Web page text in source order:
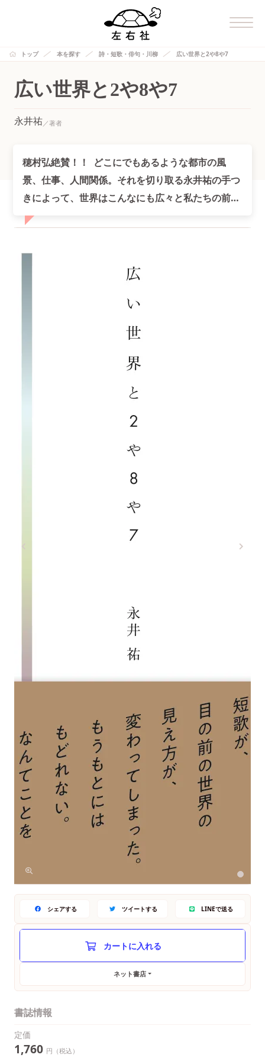
トップ 本を探す 詩・短歌・俳句・川柳 広い世界と2や8や7
広い世界と2や8や7
永井祐
穂村弘絶賛！！ どこにでもあるような都市の風
景、仕事、人間関係。それを切り取る永井祐の手つ
きによって、世界はこんなにも広々と私たちの前に
立ち現れる。
シェアする ツイートする LINEで送る
ネット書店
書誌情報
定価
1,760 円（税込）